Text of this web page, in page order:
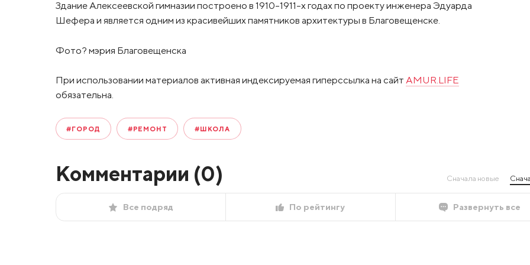
Здание Алексеевской гимназии построено в 1910-1911-х годах по проекту инженера Эдуарда
Шефера и является одним из красивейших памятников архитектуры в Благовещенске.
Фото? мэрия Благовещенска
При использовании материалов активная индексируемая гиперссылка на сайт AMUR.LIFE
обязательна.
#ГОРОД #РЕМОНТ #ШКОЛА
Комментарии (0) Сначала новые
Все подряд По рейтингу Развернуть все